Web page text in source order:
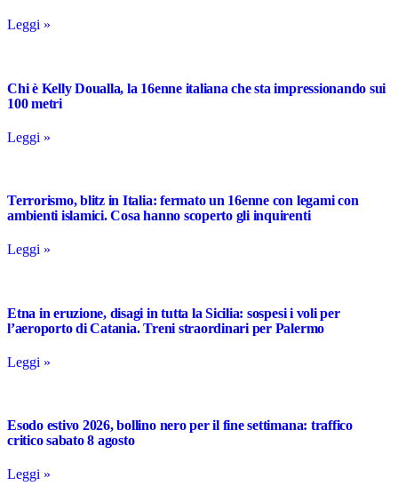
Leggi »
Chi è Kelly Doualla, la 16enne italiana che sta impressionando sui
100 metri
Leggi »
Terrorismo, blitz in Italia: fermato un 16enne con legami con
ambienti islamici. Cosa hanno scoperto gli inquirenti
Leggi »
Etna in eruzione, disagi in tutta la Sicilia: sospesi i voli per
l’aeroporto di Catania. Treni straordinari per Palermo
Leggi »
Esodo estivo 2026, bollino nero per il fine settimana: traffico
critico sabato 8 agosto
Leggi »